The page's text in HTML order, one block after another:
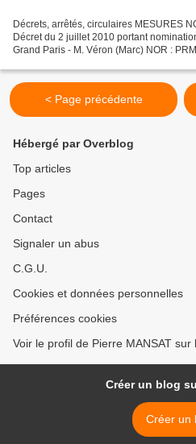
Décrets, arrêtés, circulaires MESURES
Décret du 2 juillet 2010 portant
Grand Paris - M. Véron (Marc) NOR :
< Page précédente
Hébergé par Overblog
Top articles
Pages
Contact
Signaler un abus
C.G.U.
Cookies et données personnelles
Préférences cookies
Voir le profil de Pierre MANSAT sur
Créer un blog
Créer un